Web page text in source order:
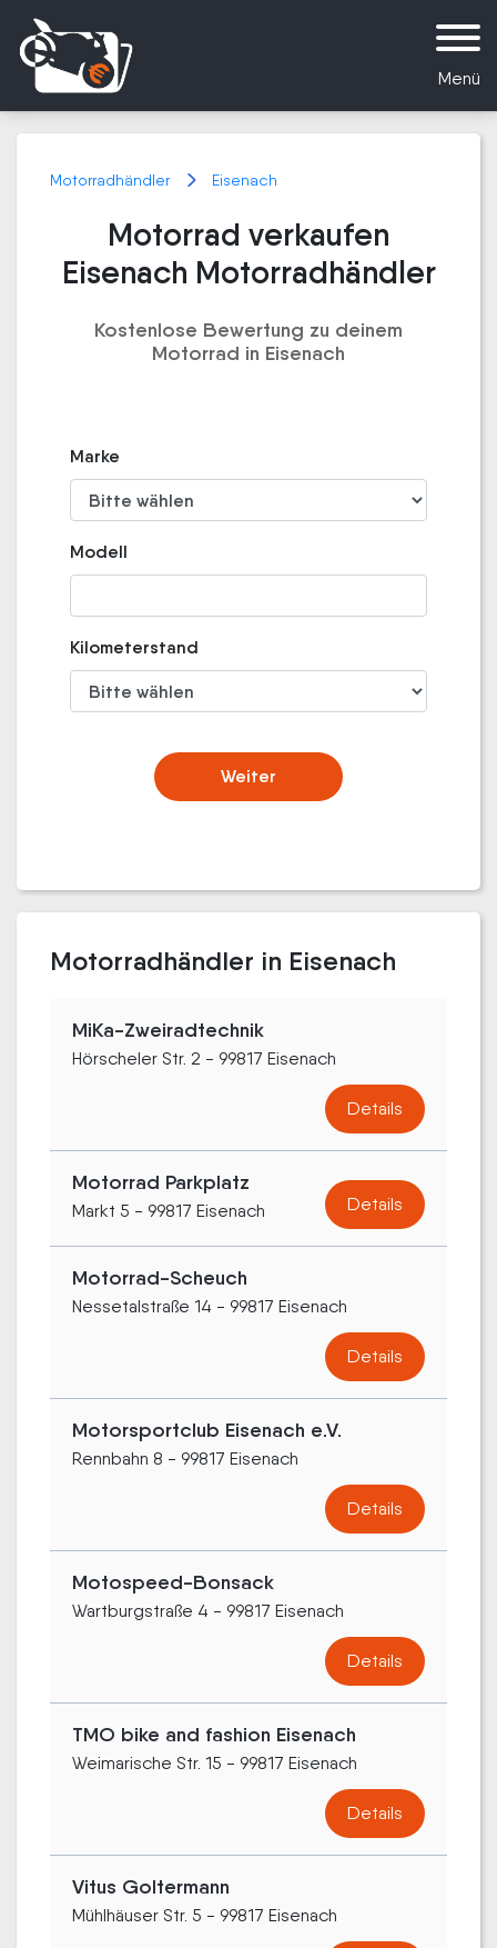
Menü
Motorradhändler Eisenach
Motorrad verkaufen
Eisenach Motorradhändler
Kostenlose Bewertung zu deinem
Motorrad in Eisenach
Marke
Modell
Kilometerstand
Weiter
Motorradhändler in Eisenach
MiKa-Zweiradtechnik
Hörscheler Str. 2 - 99817 Eisenach
Details
Motorrad Parkplatz
Markt 5 - 99817 Eisenach Details
Motorrad-Scheuch
Nessetalstraße 14 - 99817 Eisenach
Details
Motorsportclub Eisenach e.V.
Rennbahn 8 - 99817 Eisenach
Details
Motospeed-Bonsack
Wartburgstraße 4 - 99817 Eisenach
Details
TMO bike and fashion Eisenach
Weimarische Str. 15 - 99817 Eisenach
Details
Vitus Goltermann
Mühlhäuser Str. 5 - 99817 Eisenach